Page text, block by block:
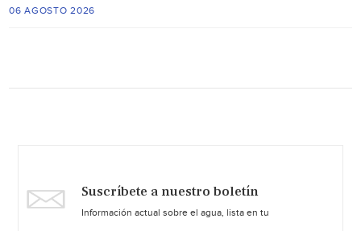
06 AGOSTO 2026
Suscríbete a nuestro boletín
Información actual sobre el agua, lista en tu